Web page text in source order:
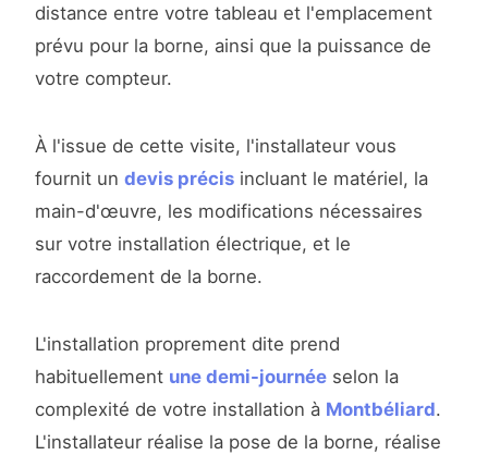
distance entre votre tableau et l'emplacement
prévu pour la borne, ainsi que la puissance de
votre compteur.
À l'issue de cette visite, l'installateur vous
fournit un devis précis incluant le matériel, la
main-d'œuvre, les modifications nécessaires
sur votre installation électrique, et le
raccordement de la borne.
L'installation proprement dite prend
habituellement une demi-journée selon la
complexité de votre installation à Montbéliard.
L'installateur réalise la pose de la borne, réalise